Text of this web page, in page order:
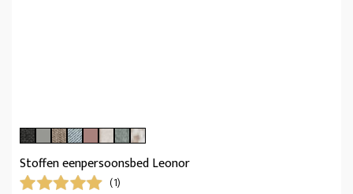
Stoffen eenpersoonsbed Leonor
(1)